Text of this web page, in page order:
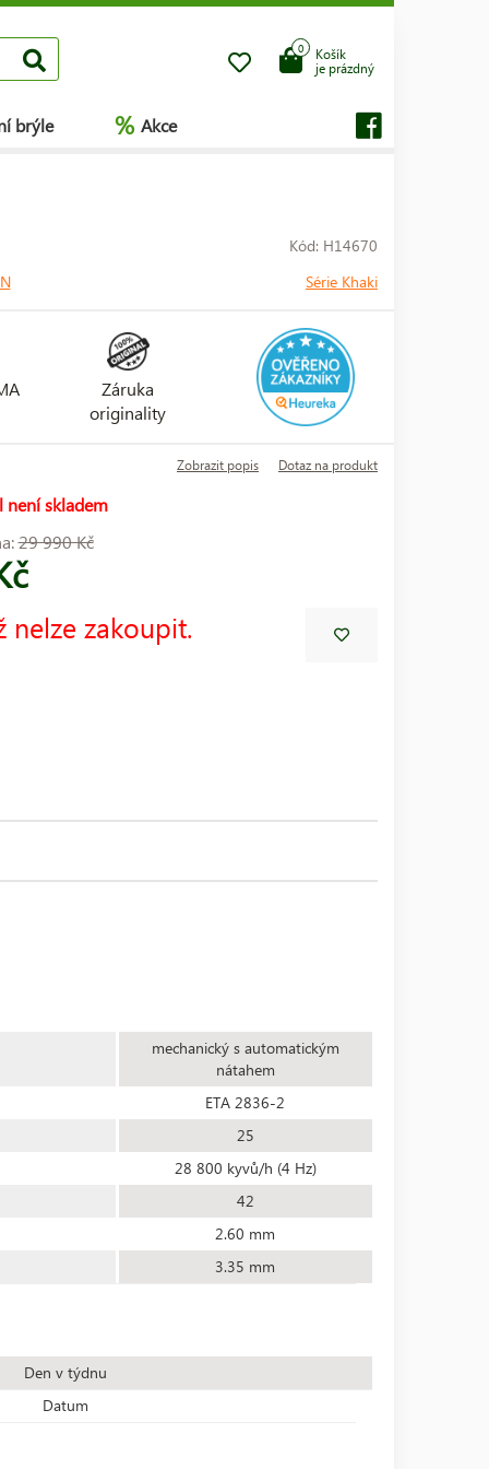
Košík
je prázdný
0
brýle % Akce
Kód: H14670
Série Khaki
Záruka
originality
Zobrazit popis Dotaz na produkt
není skladem
29 990 Kč
nelze zakoupit.
mechanický s automatickým
nátahem
ETA 2836-2
25
28 800 kyvů/h (4 Hz)
42
2.60 mm
3.35 mm
Den v týdnu
Datum